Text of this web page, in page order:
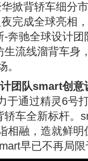
掀背轿车细分
完成全球亮相
奔驰全球设计
流线溜背车身
。
团队smart创意
于通过精灵6号
车全新标杆。
相融，造就鲜
早已不再局限